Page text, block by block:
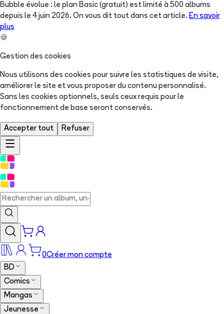
Bubble évolue : le plan Basic (gratuit) est limité à 500 albums
depuis le 4 juin 2026. On vous dit tout dans cet article. En savoir
plus
🍪
Gestion des cookies
Nous utilisons des cookies pour suivre les statistiques de visite,
améliorer le site et vous proposer du contenu personnalisé.
Sans les cookies optionnels, seuls ceux requis pour le
fonctionnement de base seront conservés.
Accepter tout Refuser
0Créer mon compte
BD
Comics
Mangas
Jeunesse